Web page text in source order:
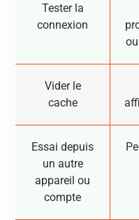
Tester la
connexion
Vider le
cache
Essai depuis
un autre
appareil ou
compte